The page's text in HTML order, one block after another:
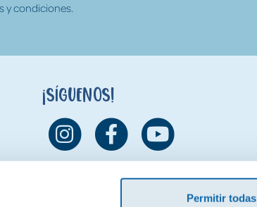
Permitir todas
y condiciones.
¡Síguenos!